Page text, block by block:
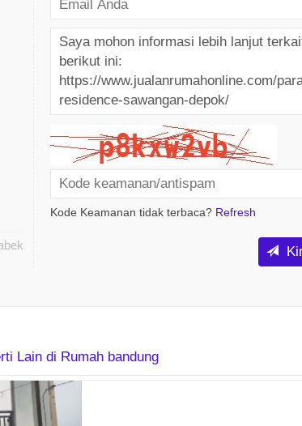
Kode Keamanan tidak terbaca? Refresh
Lain di Rumah bandung